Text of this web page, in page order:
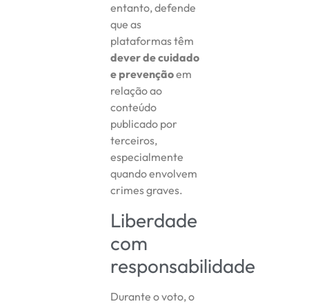
entanto, defende
que as
plataformas têm
dever de cuidado
e prevençãoem
relação ao
conteúdo
publicado por
terceiros,
especialmente
quando envolvem
crimes graves.
Liberdade
com
responsabilidade
Durante o voto, o